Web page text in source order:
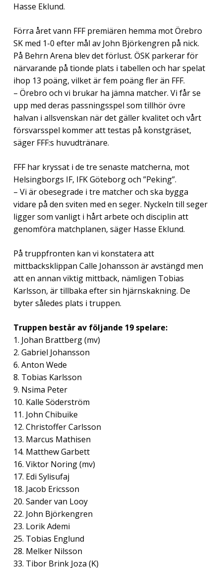
Hasse Eklund.
Förra året vann FFF premiären hemma mot Örebro
SK med 1-0 efter mål av John Björkengren på nick.
På Behrn Arena blev det förlust. ÖSK parkerar för
närvarande på tionde plats i tabellen och har spelat
ihop 13 poäng, vilket är fem poäng fler än FFF.
– Örebro och vi brukar ha jämna matcher. Vi får se
upp med deras passningsspel som tillhör övre
halvan i allsvenskan när det gäller kvalitet och vårt
försvarsspel kommer att testas på konstgräset,
säger FFF:s huvudtränare.
FFF har kryssat i de tre senaste matcherna, mot
Helsingborgs IF, IFK Göteborg och ”Peking”.
– Vi är obesegrade i tre matcher och ska bygga
vidare på den sviten med en seger. Nyckeln till seger
ligger som vanligt i hårt arbete och disciplin att
genomföra matchplanen, säger Hasse Eklund.
På truppfronten kan vi konstatera att
mittbacksklippan Calle Johansson är avstängd men
att en annan viktig mittback, nämligen Tobias
Karlsson, är tillbaka efter sin hjärnskakning. De
byter således plats i truppen.
Truppen består av följande 19 spelare:
1. Johan Brattberg (mv)
2. Gabriel Johansson
6. Anton Wede
8. Tobias Karlsson
9. Nsima Peter
10. Kalle Söderström
11. John Chibuike
12. Christoffer Carlsson
13. Marcus Mathisen
14. Matthew Garbett
16. Viktor Noring (mv)
17. Edi Sylisufaj
18. Jacob Ericsson
20. Sander van Looy
22. John Björkengren
23. Lorik Ademi
25. Tobias Englund
28. Melker Nilsson
33. Tibor Brink Joza (K)